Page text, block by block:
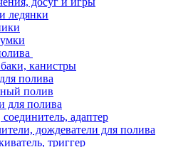
ледянки
канистры
полива
полив
для полива
адаптер
дождеватели для полива
триггер